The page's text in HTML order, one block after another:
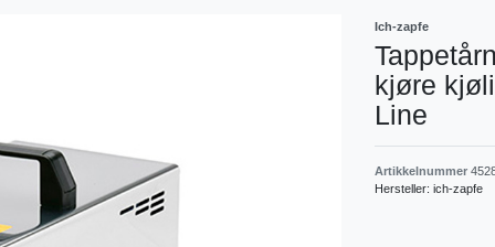
Ich-zapfe
kjøre
Line
Artikkelnummer
Hersteller: ich-zapfe